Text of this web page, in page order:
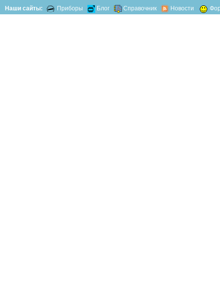
Наши сайты: Приборы Блог Справочник Новости